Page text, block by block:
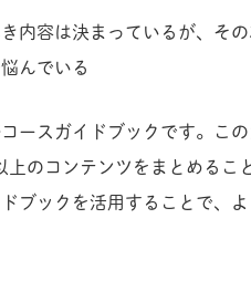
内容は決まっているが、そ
んでいる
ースガイドブックです。こ
のコンテンツをまとめるこ
ブックを活用することで、